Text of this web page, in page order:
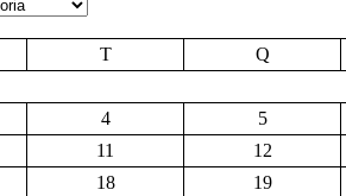
T Q
4
5
11
12
18
19